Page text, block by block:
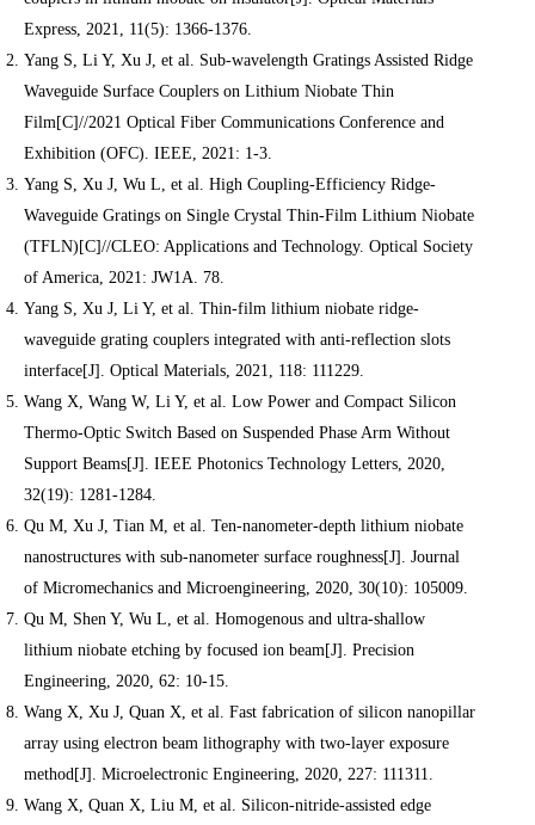
Express, 2021, 11(5): 1366-1376.
Yang S, Li Y, Xu J, et al. Sub-wavelength Gratings Assisted Ridge
Waveguide Surface Couplers on Lithium Niobate Thin
Film[C]//2021 Optical Fiber Communications Conference and
Exhibition (OFC). IEEE, 2021: 1-3.
Yang S, Xu J, Wu L, et al. High Coupling-Efficiency Ridge-
Waveguide Gratings on Single Crystal Thin-Film Lithium Niobate
(TFLN)[C]//CLEO: Applications and Technology. Optical Society
of America, 2021: JW1A. 78.
Yang S, Xu J, Li Y, et al. Thin-film lithium niobate ridge-
waveguide grating couplers integrated with anti-reflection slots
interface[J]. Optical Materials, 2021, 118: 111229.
Wang X, Wang W, Li Y, et al. Low Power and Compact Silicon
Thermo-Optic Switch Based on Suspended Phase Arm Without
Support Beams[J]. IEEE Photonics Technology Letters, 2020,
32(19): 1281-1284.
Qu M, Xu J, Tian M, et al. Ten-nanometer-depth lithium niobate
nanostructures with sub-nanometer surface roughness[J]. Journal
of Micromechanics and Microengineering, 2020, 30(10): 105009.
Qu M, Shen Y, Wu L, et al. Homogenous and ultra-shallow
lithium niobate etching by focused ion beam[J]. Precision
Engineering, 2020, 62: 10-15.
Wang X, Xu J, Quan X, et al. Fast fabrication of silicon nanopillar
array using electron beam lithography with two-layer exposure
method[J]. Microelectronic Engineering, 2020, 227: 111311.
Wang X, Quan X, Liu M, et al. Silicon-nitride-assisted edge